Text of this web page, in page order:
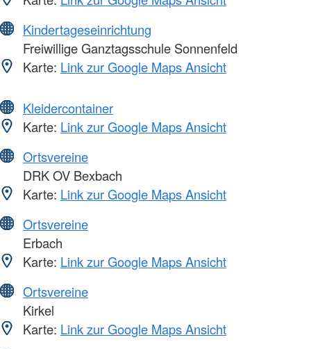
Kindertageseinrichtung
Freiwillige Ganztagsschule Sonnenfeld
Karte: Link zur Google Maps Ansicht
Kleidercontainer
Karte: Link zur Google Maps Ansicht
Ortsvereine
DRK OV Bexbach
Karte: Link zur Google Maps Ansicht
Ortsvereine
Erbach
Karte: Link zur Google Maps Ansicht
Ortsvereine
Kirkel
Karte: Link zur Google Maps Ansicht